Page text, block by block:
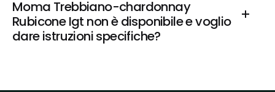
Moma Trebbiano-chardonnay
Rubicone Igt non è disponibile e voglio
dare istruzioni specifiche?